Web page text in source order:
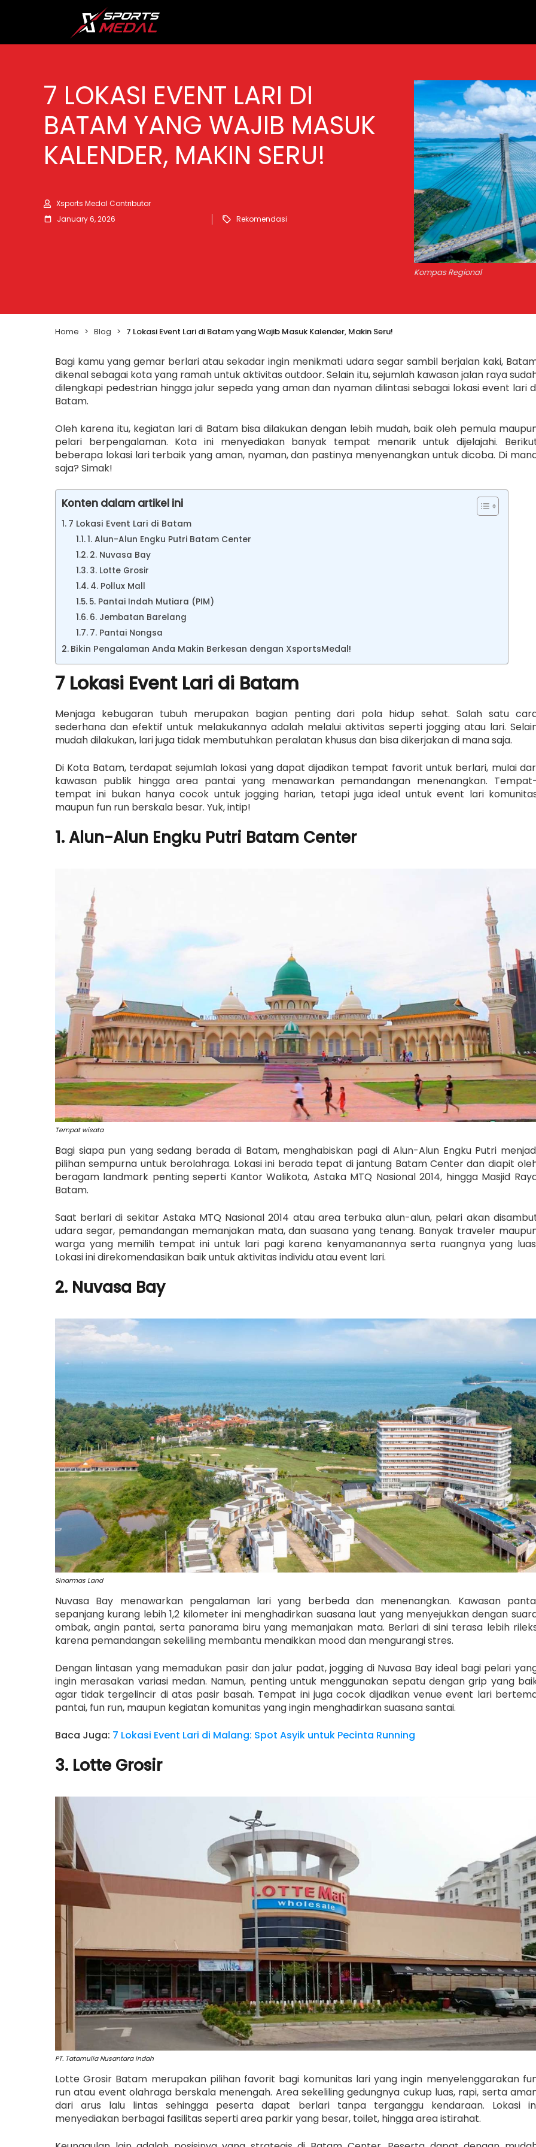
7 LOKASI EVENT LARI DI
BATAM YANG WAJIB MASUK
KALENDER, MAKIN SERU!
Xsports Medal Contributor
January 6, 2026
Rekomendasi
Kompas Regional
Home > Blog > 7 Lokasi Event Lari di Batam yang Wajib Masuk Kalender, Makin Seru!
Bagi kamu yang gemar berlari atau sekadar ingin menikmati udara segar sambil berjalan kaki,
dikenal sebagai kota yang ramah untuk aktivitas outdoor. Selain itu, sejumlah kawasan jalan raya
dilengkapi pedestrian hingga jalur sepeda yang aman dan nyaman dilintasi sebagai lokasi event lari
Batam.
Oleh karena itu, kegiatan lari di Batam bisa dilakukan dengan lebih mudah, baik oleh pemula
pelari berpengalaman. Kota ini menyediakan banyak tempat menarik untuk dijelajahi.
beberapa lokasi lari terbaik yang aman, nyaman, dan pastinya menyenangkan untuk dicoba. Di
saja? Simak!
Konten dalam artikel ini
7 Lokasi Event Lari di Batam
1. Alun-Alun Engku Putri Batam Center
2. Nuvasa Bay
3. Lotte Grosir
4. Pollux Mall
5. Pantai Indah Mutiara (PIM)
6. Jembatan Barelang
7. Pantai Nongsa
Bikin Pengalaman Anda Makin Berkesan dengan XsportsMedal!
7 Lokasi Event Lari di Batam
Menjaga kebugaran tubuh merupakan bagian penting dari pola hidup sehat. Salah satu
sederhana dan efektif untuk melakukannya adalah melalui aktivitas seperti jogging atau lari.
mudah dilakukan, lari juga tidak membutuhkan peralatan khusus dan bisa dikerjakan di mana saja.
Di Kota Batam, terdapat sejumlah lokasi yang dapat dijadikan tempat favorit untuk berlari, mulai
kawasan publik hingga area pantai yang menawarkan pemandangan menenangkan.
tempat ini bukan hanya cocok untuk jogging harian, tetapi juga ideal untuk event lari
maupun fun run berskala besar. Yuk, intip!
1. Alun-Alun Engku Putri Batam Center
Tempat wisata
Bagi siapa pun yang sedang berada di Batam, menghabiskan pagi di Alun-Alun Engku Putri
pilihan sempurna untuk berolahraga. Lokasi ini berada tepat di jantung Batam Center dan diapit
beragam landmark penting seperti Kantor Walikota, Astaka MTQ Nasional 2014, hingga Masjid
Batam.
Saat berlari di sekitar Astaka MTQ Nasional 2014 atau area terbuka alun-alun, pelari akan
udara segar, pemandangan memanjakan mata, dan suasana yang tenang. Banyak traveler
warga yang memilih tempat ini untuk lari pagi karena kenyamanannya serta ruangnya yang
Lokasi ini direkomendasikan baik untuk aktivitas individu atau event lari.
2. Nuvasa Bay
Sinarmas Land
Nuvasa Bay menawarkan pengalaman lari yang berbeda dan menenangkan. Kawasan
sepanjang kurang lebih 1,2 kilometer ini menghadirkan suasana laut yang menyejukkan dengan
ombak, angin pantai, serta panorama biru yang memanjakan mata. Berlari di sini terasa lebih
karena pemandangan sekeliling membantu menaikkan mood dan mengurangi stres.
Dengan lintasan yang memadukan pasir dan jalur padat, jogging di Nuvasa Bay ideal bagi pelari
ingin merasakan variasi medan. Namun, penting untuk menggunakan sepatu dengan grip yang
agar tidak tergelincir di atas pasir basah. Tempat ini juga cocok dijadikan venue event lari
pantai, fun run, maupun kegiatan komunitas yang ingin menghadirkan suasana santai.
Baca Juga: 7 Lokasi Event Lari di Malang: Spot Asyik untuk Pecinta Running
3. Lotte Grosir
PT. Tatamulia Nusantara Indah
Lotte Grosir Batam merupakan pilihan favorit bagi komunitas lari yang ingin menyelenggarakan
run atau event olahraga berskala menengah. Area sekeliling gedungnya cukup luas, rapi, serta
dari arus lalu lintas sehingga peserta dapat berlari tanpa terganggu kendaraan. Lokasi
menyediakan berbagai fasilitas seperti area parkir yang besar, toilet, hingga area istirahat.